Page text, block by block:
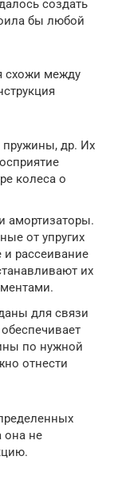
создать
бы любой
схожи между
пружины, др. Их
колеса о
от упругих
рассеивание
их
для связи
по нужной
отнести
она не